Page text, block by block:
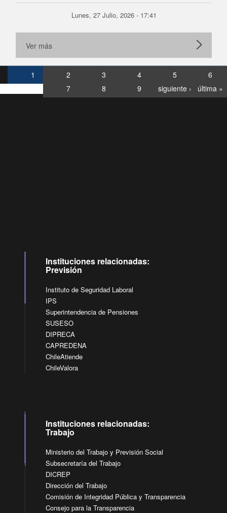
Lunes, 27 Julio, 2026 - 17:41
Ver más
1 2 3 4 5
6
7
8 9 siguiente › última »
Instituciones relacionadas:
Previsión
Instituto de Seguridad Laboral
IPS
Superintendencia de Pensiones
SUSESO
DIPRECA
CAPREDENA
ChileAtiende
ChileValora
Instituciones relacionadas:
Trabajo
Ministerio del Trabajo y Previsión Social
Subsecretaría del Trabajo
DICREP
Dirección del Trabajo
Comisión de Integridad Pública y Transparencia
Consejo para la Transparencia